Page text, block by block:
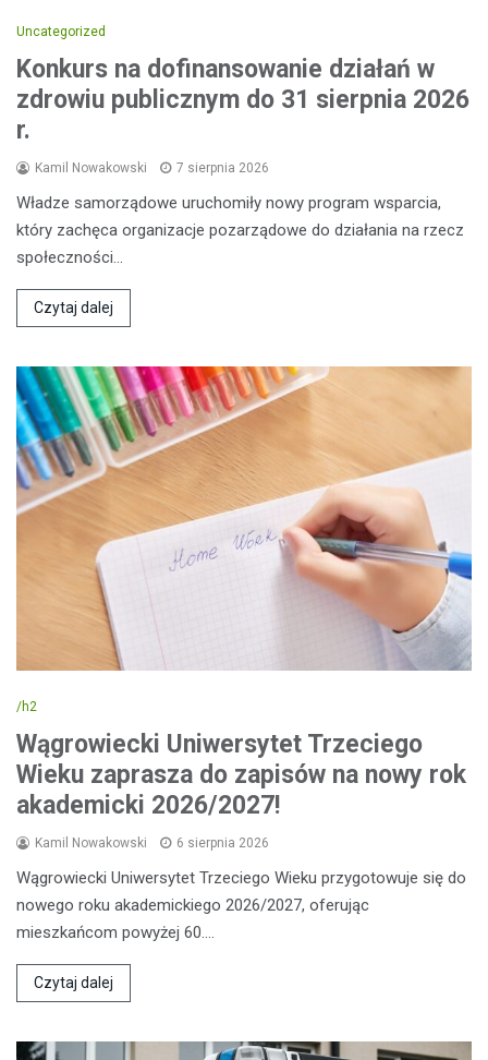
Uncategorized
Konkurs na dofinansowanie działań w
zdrowiu publicznym do 31 sierpnia 2026
r.
Kamil Nowakowski 7 sierpnia 2026
Władze samorządowe uruchomiły nowy program wsparcia,
który zachęca organizacje pozarządowe do działania na rzecz
społeczności…
Czytaj dalej
/h2
Wągrowiecki Uniwersytet Trzeciego
Wieku zaprasza do zapisów na nowy rok
akademicki 2026/2027!
Kamil Nowakowski 6 sierpnia 2026
Wągrowiecki Uniwersytet Trzeciego Wieku przygotowuje się do
nowego roku akademickiego 2026/2027, oferując
mieszkańcom powyżej 60.…
Czytaj dalej